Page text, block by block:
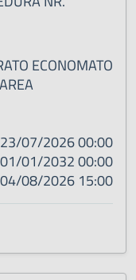
ECONOMATO
23/07/2026 00:00
01/01/2032 00:00
04/08/2026 15:00